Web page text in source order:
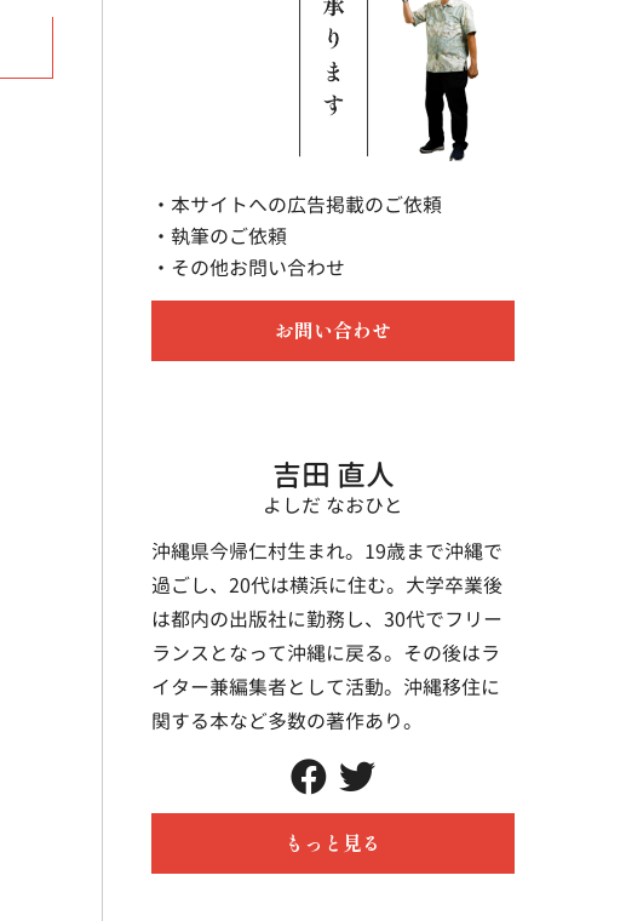
・本サイトへの広告掲載のご依頼
・執筆のご依頼
・その他お問い合わせ
お問い合わせ
吉田 直人
よしだ なおひと
沖縄県今帰仁村生まれ。19歳まで沖縄で
過ごし、20代は横浜に住む。大学卒業後
は都内の出版社に勤務し、30代でフリー
ランスとなって沖縄に戻る。その後はラ
イター兼編集者として活動。沖縄移住に
関する本など多数の著作あり。
もっと見る